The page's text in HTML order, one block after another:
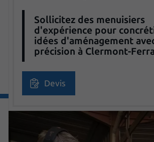
Sollicitez des menuisiers
d'expérience pour
idées d'aménagement
précision à Clermont-
Devis